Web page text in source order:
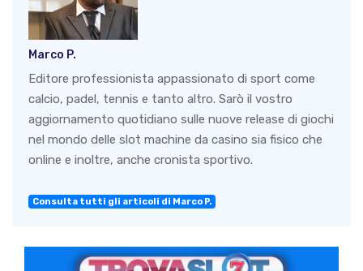
Marco P.
Editore professionista appassionato di sport come
calcio, padel, tennis e tanto altro. Sarò il vostro
aggiornamento quotidiano sulle nuove release di giochi
nel mondo delle slot machine da casino sia fisico che
online e inoltre, anche cronista sportivo.
Consulta tutti gli articoli di Marco P.